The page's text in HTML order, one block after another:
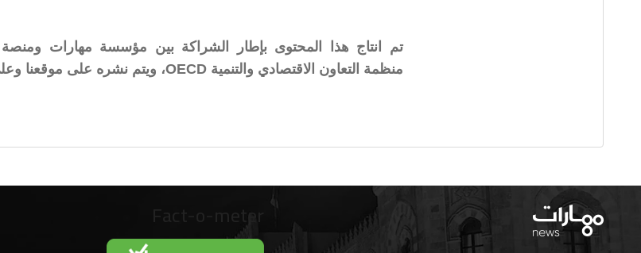
تم انتاج هذا المحتوى بإطار الشراكة بين مؤسسة مهارات
منظمة التعاون الاقتصادي والتنمية OECD، ويتم نشره على موقعنا وعلى منصة"تحقق".
Fact-o-meter